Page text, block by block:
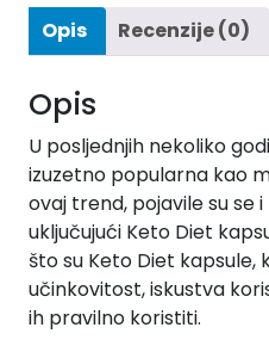
Opis Recenzije (0)
Opis
U posljednjih nekoliko
izuzetno popularna kao
ovaj trend, pojavile su se
uključujući Keto Diet
što su Keto Diet kapsule,
učinkovitost, iskustva
ih pravilno koristiti.